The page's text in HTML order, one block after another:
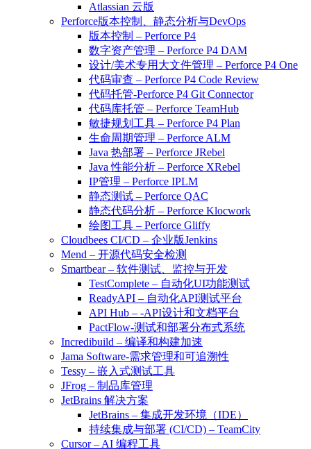
Atlassian 云版
Perforce版本控制、静态分析与DevOps
版本控制 – Perforce P4
数字资产管理 – Perforce P4 DAM
设计/美术专用大文件管理 – Perforce P4 One
代码审查 – Perforce P4 Code Review
代码托管-Perforce P4 Git Connector
代码库托管 – Perforce TeamHub
敏捷规划工具 – Perforce P4 Plan
生命周期管理 – Perforce ALM
Java 热部署 – Perforce JRebel
Java 性能分析 – Perforce XRebel
IP管理 – Perforce IPLM
静态测试 – Perforce QAC
静态代码分析 – Perforce Klocwork
绘图工具 – Perforce Gliffy
Cloudbees CI/CD – 企业版Jenkins
Mend – 开源代码安全检测
Smartbear – 软件测试、监控与开发
TestComplete – 自动化UI功能测试
ReadyAPI – 自动化API测试平台
API Hub – -API设计和文档平台
PactFlow-测试和部署分布式系统
Incredibuild – 编译和构建加速
Jama Software-需求管理和可追溯性
Tessy – 嵌入式测试工具
JFrog – 制品库管理
JetBrains 解决方案
JetBrains – 集成开发环境（IDE）
持续集成与部署 (CI/CD) – TeamCity
Cursor – AI 编程工具